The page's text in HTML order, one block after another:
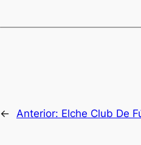
← Anterior: Elche Club De